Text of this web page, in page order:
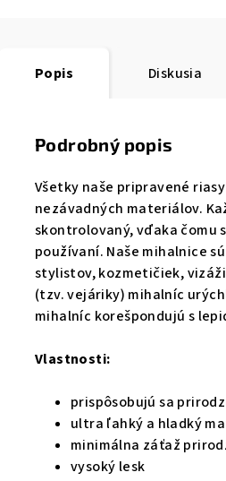
Popis Diskusia
Podrobný popis
Všetky naše pripravené
nezávadných materiálov.
skontrolovaný, vďaka čomu
používaní. Naše mihalnice
stylistov, kozmetičiek,
(tzv. vejáriky) mihalníc
mihalníc korešpondujú s
Vlastnosti:
prispôsobujú sa
ultra ľahký a hladký
minimálna záťaž
vysoký lesk